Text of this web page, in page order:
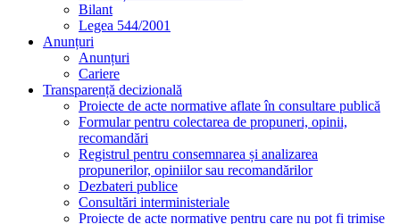
Bilant
Legea 544/2001
Anunțuri
Anunțuri
Cariere
Transparență decizională
Proiecte de acte normative aflate în consultare publică
Formular pentru colectarea de propuneri, opinii,
recomandări
Registrul pentru consemnarea și analizarea
propunerilor, opiniilor sau recomandărilor
Dezbateri publice
Consultări interministeriale
Proiecte de acte normative pentru care nu pot fi trimise